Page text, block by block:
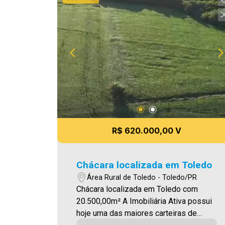
digitação e/ou ortografia, bem como
alteração dos preços e imagens. Fotos
meramente ilustrativas
R$ 620.000,00 V
Chácara localizada em Toledo
Área Rural de Toledo - Toledo/PR
Chácara localizada em Toledo com
20.500,00m² A Imobiliária Ativa possui
hoje uma das maiores carteiras de